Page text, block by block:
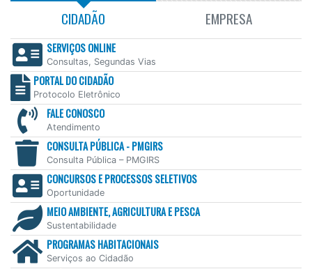
CIDADÃO EMPRESA
SERVIÇOS ONLINE
Consultas, Segundas Vias
PORTAL DO CIDADÃO
Protocolo Eletrônico
FALE CONOSCO
Atendimento
CONSULTA PÚBLICA - PMGIRS
Consulta Pública – PMGIRS
CONCURSOS E PROCESSOS SELETIVOS
Oportunidade
MEIO AMBIENTE, AGRICULTURA E PESCA
Sustentabilidade
PROGRAMAS HABITACIONAIS
Serviços ao Cidadão